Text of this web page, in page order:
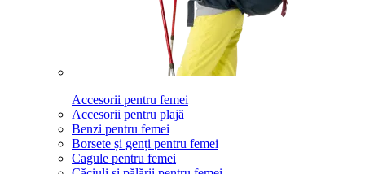
Accesorii pentru femei
Accesorii pentru plajă
Benzi pentru femei
Borsete și genți pentru femei
Cagule pentru femei